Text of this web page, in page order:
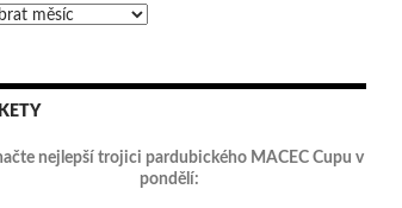
nejlepší trojici pardubického MACEC Cupu v
pondělí: